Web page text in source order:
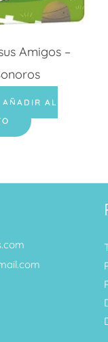
Amigos –
AÑADIR AL